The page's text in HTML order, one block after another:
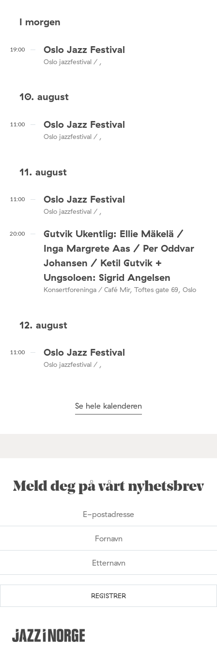
I morgen
19:00 Oslo Jazz Festival
Oslo jazzfestival / ,
10. august
11:00 Oslo Jazz Festival
Oslo jazzfestival / ,
11. august
11:00 Oslo Jazz Festival
Oslo jazzfestival / ,
20:00
Gutvik Ukentlig: Ellie Mäkelä /
Inga Margrete Aas / Per Oddvar
Johansen / Ketil Gutvik +
Ungsoloen: Sigrid Angelsen
Konsertforeninga / Café Mir, Toftes gate 69, Oslo
12. august
11:00 Oslo Jazz Festival
Oslo jazzfestival / ,
Se hele kalenderen
Meld deg på vårt nyhetsbrev